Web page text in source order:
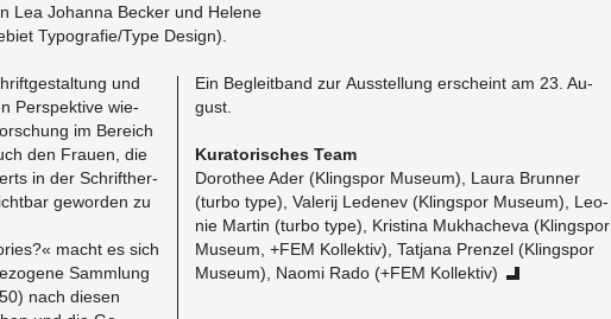
Lea Jo­han­na Be­cker und He­le­ne
Ty­po­gra­fie/Type De­sign).
und
Per­spek­ti­ve wie­
im Be­reich
den Frau­en, die
in der Schrift­her­
ge­wor­den zu
macht es sich
Samm­lung
nach die­sen
Ein Be­gleit­band zur Aus­stel­lung er­scheint am 23. Au­
gust.
Ku­ra­to­ri­sches Team
Do­ro­thee Ader (Kling­s­por Mu­se­um), Laura Brun­ner
(turbo type), Va­le­rij Le­de­nev (Kling­s­por Mu­se­um), Leo­
nie Mar­tin (turbo type), Kris­ti­na Muk­ha­che­va (Kling­s­por
Mu­se­um, +FEM Kol­lek­tiv), Tat­ja­na Pren­zel (Kling­s­por
Mu­se­um), Naomi Rado (+FEM Kol­lek­tiv)